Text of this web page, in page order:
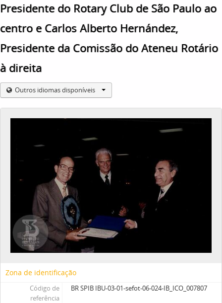
Presidente do Rotary Club de São Paulo ao
centro e Carlos Alberto Hernández,
Presidente da Comissão do Ateneu Rotário
à direita
Outros idiomas disponíveis
Zona de identificação
Código de
referência
BR SPIB IBU-03-01-sefot-06-024-IB_ICO_007807